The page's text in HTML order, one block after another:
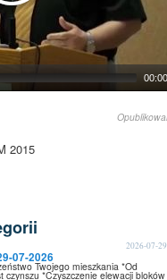
2015
07-2026
2026-07-29
Twojego mieszkania *Od
czynszu *Czyszczenie elewacji bloków